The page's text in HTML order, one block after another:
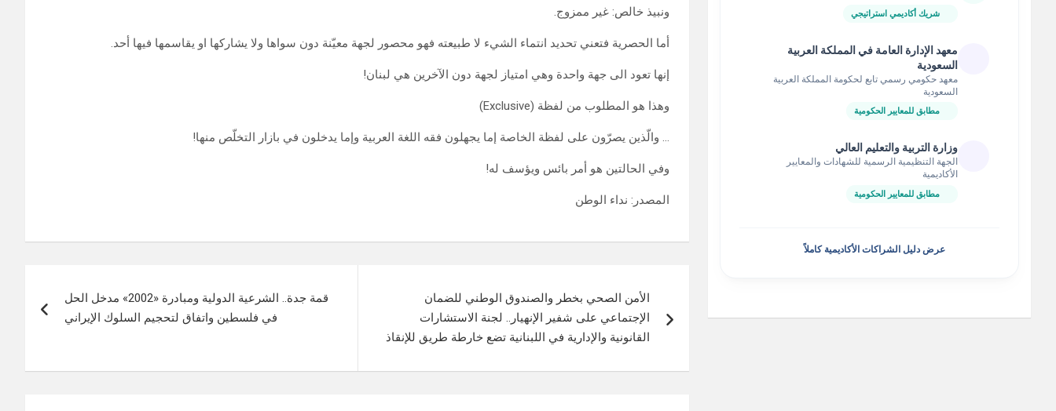
ونبيذ خالص: غير ممزوج.
أما الحصرية فتعني تحديد انتماء الشيء لا طبيعته فهو محصور لجهة معيّنة دون سواها ولا يشاركها او يقاسمها فيها أحد.
إنها تعود الى جهة واحدة وهي امتياز لجهة دون الآخرين هي لبنان!
وهذا هو المطلوب من لفظة (Exclusive)
… والّذين يصرّون على لفظة الخاصة إما يجهلون فقه اللغة العربية وإما يدخلون في بازار التخلّص منها!
وفي الحالتين هو أمر بائس ويؤسف له!
المصدر: نداء الوطن
المقالات
الأمن الصحي بخطر والصندوق الوطني للضمان
الإجتماعي على شفير الإنهيار.. لجنة الاستشارات
القانونية والإدارية في اللبنانية تضع خارطة طريق للإنقاذ
قمة جدة.. الشرعية الدولية ومبادرة «2002» مدخل الحل
في فلسطين واتفاق لتحجيم السلوك الإيراني
شريك أكاديمي استراتيجي
معهد الإدارة العامة في المملكة العربية
السعودية
معهد حكومي رسمي تابع لحكومة المملكة العربية
السعودية
مطابق للمعايير الحكومية
وزارة التربية والتعليم العالي
الجهة التنظيمية الرسمية للشهادات والمعايير
الأكاديمية
مطابق للمعايير الحكومية
عرض دليل الشراكات الأكاديمية كاملاً